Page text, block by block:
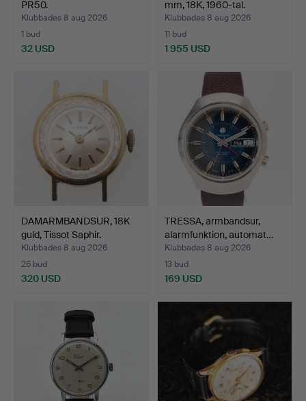
PR50.
Klubbades 8 aug 2026
1 bud
32 USD
mm, 18K, 1960-tal.
Klubbades 8 aug 2026
11 bud
1 955 USD
DAMARMBANDSUR, 18K
guld, Tissot Saphir.
Klubbades 8 aug 2026
26 bud
320 USD
TRESSA, armbandsur,
alarmfunktion, automat…
Klubbades 8 aug 2026
13 bud
169 USD